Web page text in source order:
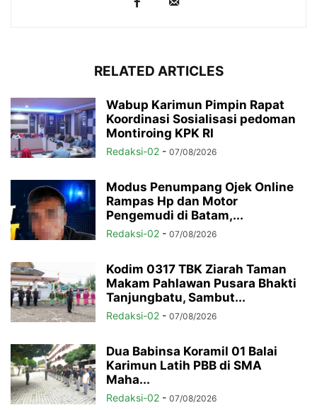
RELATED ARTICLES
Wabup Karimun Pimpin Rapat
Koordinasi Sosialisasi pedoman
Montiroing KPK RI
Redaksi-02 - 07/08/2026
Modus Penumpang Ojek Online
Rampas Hp dan Motor
Pengemudi di Batam,...
Redaksi-02 - 07/08/2026
Kodim 0317 TBK Ziarah Taman
Makam Pahlawan Pusara Bhakti
Tanjungbatu, Sambut...
Redaksi-02 - 07/08/2026
Dua Babinsa Koramil 01 Balai
Karimun Latih PBB di SMA
Maha...
Redaksi-02 - 07/08/2026